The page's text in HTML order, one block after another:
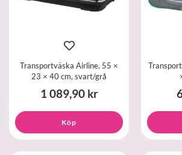
Transportväska Airline, 55 ×
23 × 40 cm, svart/grå
1 089,90 kr
Köp